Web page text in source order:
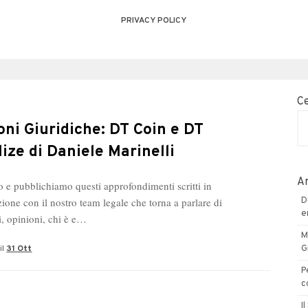
PRIVACY POLICY
Giuridiche: DT Coin e DT
di Daniele Marinelli
e pubblichiamo questi approfondimenti scritti in
con il nostro team legale che torna a parlare di
opinioni, chi è e…
31 Ott